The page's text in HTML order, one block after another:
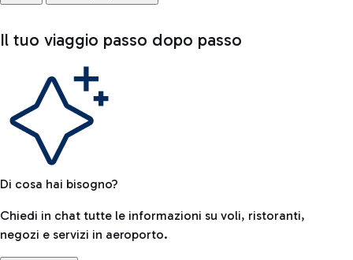
Il tuo viaggio passo dopo passo
Di cosa hai bisogno?
Chiedi in chat tutte le informazioni su voli, ristoranti,
negozi e servizi in aeroporto.